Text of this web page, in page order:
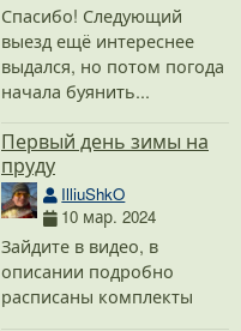
Спасибо! Следующий
выезд ещё интереснее
выдался, но потом погода
начала буянить...
Первый день зимы на
пруду
IlliuShkO
10 мар. 2024
Зайдите в видео, в
описании подробно
расписаны комплекты